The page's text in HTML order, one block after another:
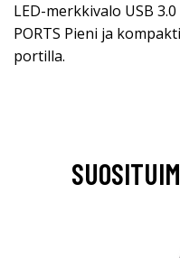
LED-merkkivalo USB
PORTS Pieni ja
portilla.